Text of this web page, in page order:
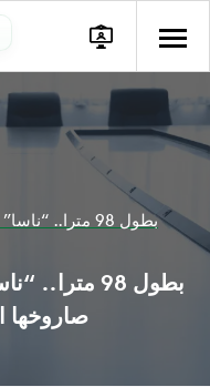
بطول 98 مترا..
بطول 98
صاروخها